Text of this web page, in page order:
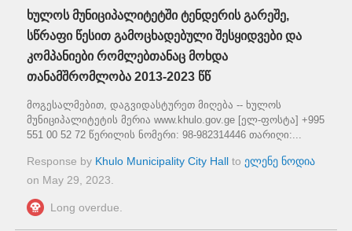
ხულოს მუნიციპალიტეტში ტენდერის გარეშე,
სწრაფი წესით გამოცხადებული შესყიდვები და
კომპანიები რომლებთანაც მოხდა
თანამშრომლობა 2013-2023 წწ
მოგესალმებით, დაგვიდასტურეთ მიღება -- ხულოს
მუნიციპალიტეტის მერია www.khulo.gov.ge [ელ-ფოსტა] +995
551 00 52 72 წერილის ნომერი: 98-982314446 თარიღი:...
Response by Khulo Municipality City Hall to ელენე ნოდია
on May 29, 2023
Long overdue.